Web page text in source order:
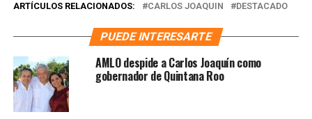
ARTÍCULOS RELACIONADOS: CARLOS JOAQUIN DESTACADO
PUEDE INTERESARTE
AMLO despide a Carlos Joaquín como
gobernador de Quintana Roo